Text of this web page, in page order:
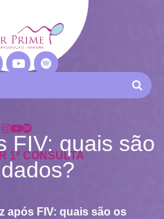
1ª CONSULTA
FIV: quais são
após FIV: quais são os